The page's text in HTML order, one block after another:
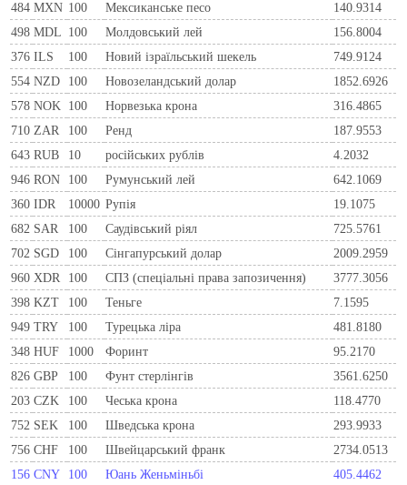
484 MXN 100 Мексиканське песо
140.9314
498 MDL 100 Молдовський лей
156.8004
376 ILS 100 Новий ізраїльський шекель
749.9124
554 NZD 100 Новозеландський долар
1852.6926
578 NOK 100 Норвезька крона
316.4865
710 ZAR 100 Ренд
187.9553
643 RUB 10 російських рублів
4.2032
946 RON 100 Румунський лей
642.1069
360 IDR 10000 Рупія
19.1075
682 SAR 100 Саудівський ріял
725.5761
702 SGD 100 Сінгапурський долар
2009.2959
960 XDR 100 СПЗ (спеціальні права запозичення)
3777.3056
398 KZT 100 Теньге
7.1595
949 TRY 100 Турецька ліра
481.8180
348 HUF 1000 Форинт
95.2170
826 GBP 100 Фунт стерлінгів
3561.6250
203 CZK 100 Чеська крона
118.4770
752 SEK 100 Шведська крона
293.9933
756 CHF 100 Швейцарський франк
2734.0513
156 CNY 100 Юань Женьміньбі 405.4462